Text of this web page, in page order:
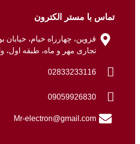
تماس با مستر الکترون
قزوین، چهارراه خیام، خیابان
تجاری مهر و ماه، طبقه اول،
02833233116
09059926830
Mr-electron@gmail.com